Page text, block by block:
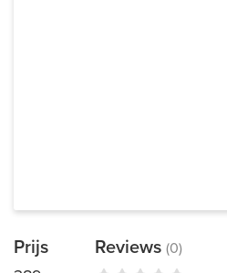
Prijs Reviews (0)